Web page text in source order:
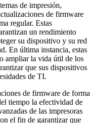
de impresión,
de firmware
regular. Estas
un rendimiento
su dispositivo y su red
En última instancia, estas
ampliar la vida útil de los
que sus dispositivos
de TI.
de firmware de forma
tiempo la efectividad de
de las impresoras
el fin de garantizar que